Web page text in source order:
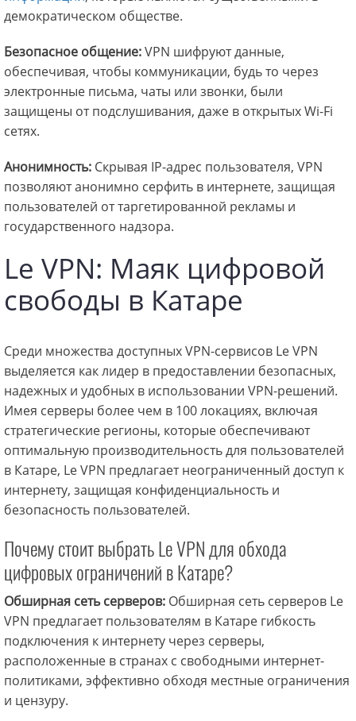
демократическом обществе.
Безопасное общение:VPN шифруют данные,
обеспечивая, чтобы коммуникации, будь то через
электронные письма, чаты или звонки, были
защищены от подслушивания, даже в открытых Wi-Fi
сетях.
Анонимность: Скрывая IP-адрес пользователя, VPN
позволяют анонимно серфить в интернете, защищая
пользователей от таргетированной рекламы и
государственного надзора.
Le VPN: Маяк цифровой
свободы в Катаре
Среди множества доступных VPN-сервисов Le VPN
выделяется как лидер в предоставлении безопасных,
надежных и удобных в использовании VPN-решений.
Имея серверы более чем в 100 локациях, включая
стратегические регионы, которые обеспечивают
оптимальную производительность для пользователей
в Катаре, Le VPN предлагает неограниченный доступ к
интернету, защищая конфиденциальность и
безопасность пользователей.
Почему стоит выбрать Le VPN для обхода
цифровых ограничений в Катаре?
Обширная сеть серверов: Обширная сеть серверов Le
VPN предлагает пользователям в Катаре гибкость
подключения к интернету через серверы,
расположенные в странах с свободными интернет-
политиками, эффективно обходя местные ограничения
и цензуру.